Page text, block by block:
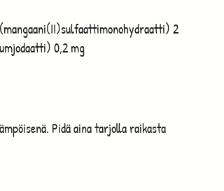
2
0,2 mg
Pidä aina tarjolla raikasta